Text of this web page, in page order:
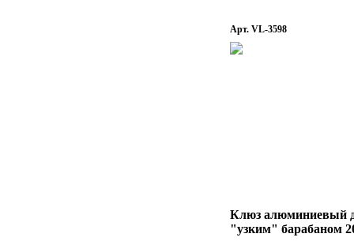
Арт. VL-3598
Клюз алюминиевый
"узким" барабаном